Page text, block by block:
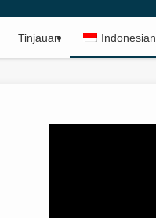
Tinjauan Indonesian